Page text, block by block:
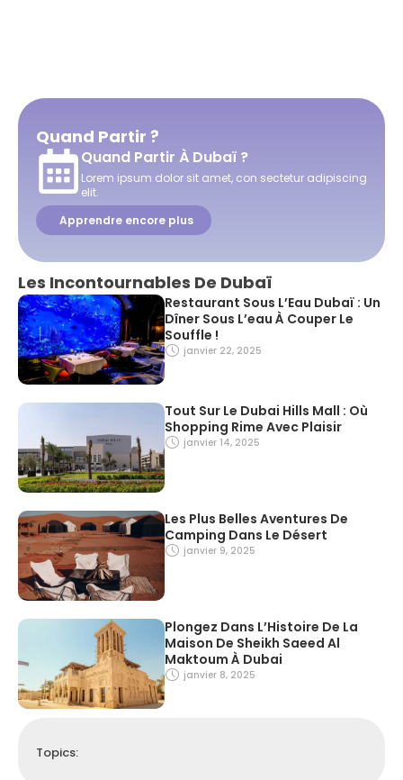
Quand Partir ?
Quand Partir À Dubaï ?
Lorem ipsum dolor sit amet, con sectetur adipiscing
elit.
Apprendre encore plus
Les Incontournables De Dubaï
Restaurant Sous L’Eau Dubaï : Un
Dîner Sous L’eau À Couper Le
Souffle !
janvier 22, 2025
Tout Sur Le Dubai Hills Mall : Où
Shopping Rime Avec Plaisir
janvier 14, 2025
Les Plus Belles Aventures De
Camping Dans Le Désert
janvier 9, 2025
Plongez Dans L’Histoire De La
Maison De Sheikh Saeed Al
Maktoum À Dubai
janvier 8, 2025
Topics: